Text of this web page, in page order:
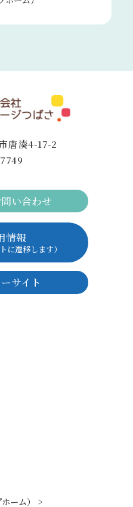
唐湊4-17-2
い合わせ
情報
に遷移します）
サイト
ーム） >